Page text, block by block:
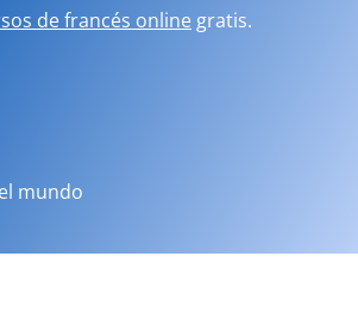
de francés online gratis.
mundo